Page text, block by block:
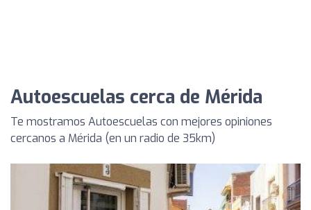
Autoescuelas cerca de Mérida
Te mostramos Autoescuelas con mejores opiniones
cercanos a Mérida (en un radio de 35km)